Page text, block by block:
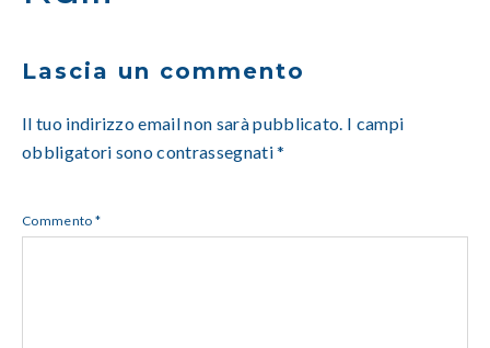
Lascia un commento
Il tuo indirizzo email non sarà pubblicato. I campi
obbligatori sono contrassegnati*
Commento *